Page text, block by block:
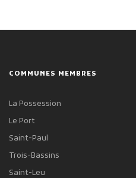
COMMUNES MEMBRES
La Possession
Le Port
Saint-Paul
Trois-Bassins
Saint-Leu